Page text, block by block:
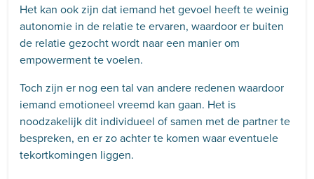
Het kan ook zijn dat iemand het gevoel heeft te weinig
autonomie in de relatie te ervaren, waardoor er buiten
de relatie gezocht wordt naar een manier om
empowerment te voelen.
Toch zijn er nog een tal van andere redenen waardoor
iemand emotioneel vreemd kan gaan. Het is
noodzakelijk dit individueel of samen met de partner te
bespreken, en er zo achter te komen waar eventuele
tekortkomingen liggen.